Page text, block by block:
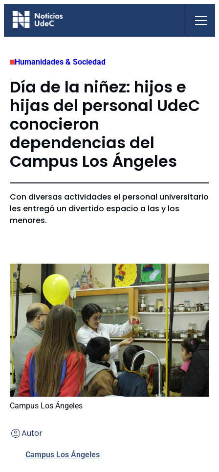
Saltar
Humanidades & Sociedad
Día de la niñez: hijos e
hijas del personal UdeC
conocieron
dependencias del
Campus Los Ángeles
Con diversas actividades el personal universitario
les entregó un divertido espacio a las y los
menores.
Campus Los Ángeles
Autor
Campus Los Ángeles